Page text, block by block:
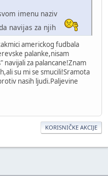
imenu naziv
navijas za njih
americkog fudbala
palanke,nisam
navijali za palancane!Znam
su mi se smucili!Sramota
nasih ljudi.Paljevine
KORISNIČKE AKCIJE